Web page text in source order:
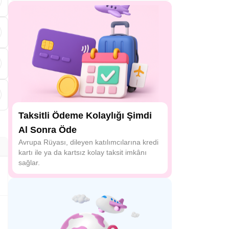
Taksitli Ödeme Kolaylığı Şimdi
Al Sonra Öde
Avrupa Rüyası, dileyen katılımcılarına kredi
kartı ile ya da kartsız kolay taksit imkânı
sağlar.